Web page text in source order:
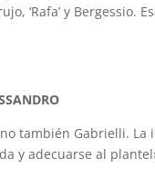
‘Rafa’ y Bergessio.
también Gabrielli.
y adecuarse al